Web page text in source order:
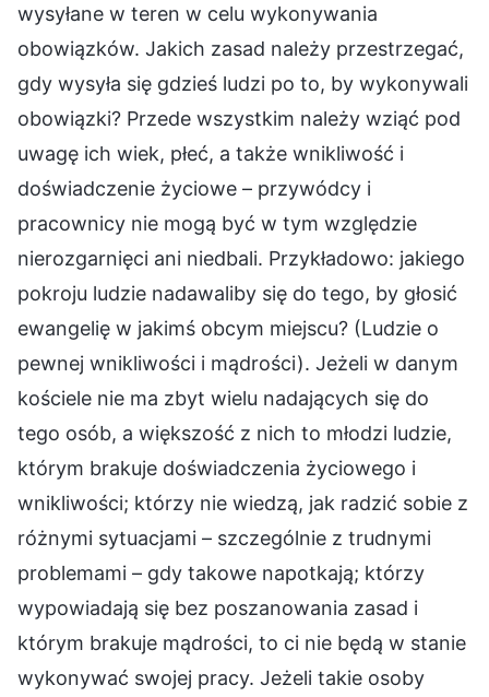
wysyłane w teren w celu wykonywania
obowiązków. Jakich zasad należy przestrzegać,
gdy wysyła się gdzieś ludzi po to, by wykonywali
obowiązki? Przede wszystkim należy wziąć pod
uwagę ich wiek, płeć, a także wnikliwość i
doświadczenie życiowe – przywódcy i
pracownicy nie mogą być w tym względzie
nierozgarnięci ani niedbali. Przykładowo: jakiego
pokroju ludzie nadawaliby się do tego, by głosić
ewangelię w jakimś obcym miejscu? (Ludzie o
pewnej wnikliwości i mądrości). Jeżeli w danym
kościele nie ma zbyt wielu nadających się do
tego osób, a większość z nich to młodzi ludzie,
którym brakuje doświadczenia życiowego i
wnikliwości; którzy nie wiedzą, jak radzić sobie z
różnymi sytuacjami – szczególnie z trudnymi
problemami – gdy takowe napotkają; którzy
wypowiadają się bez poszanowania zasad i
którym brakuje mądrości, to ci nie będą w stanie
wykonywać swojej pracy. Jeżeli takie osoby